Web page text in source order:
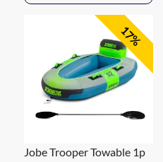
17%
Jobe Trooper Towable 1p